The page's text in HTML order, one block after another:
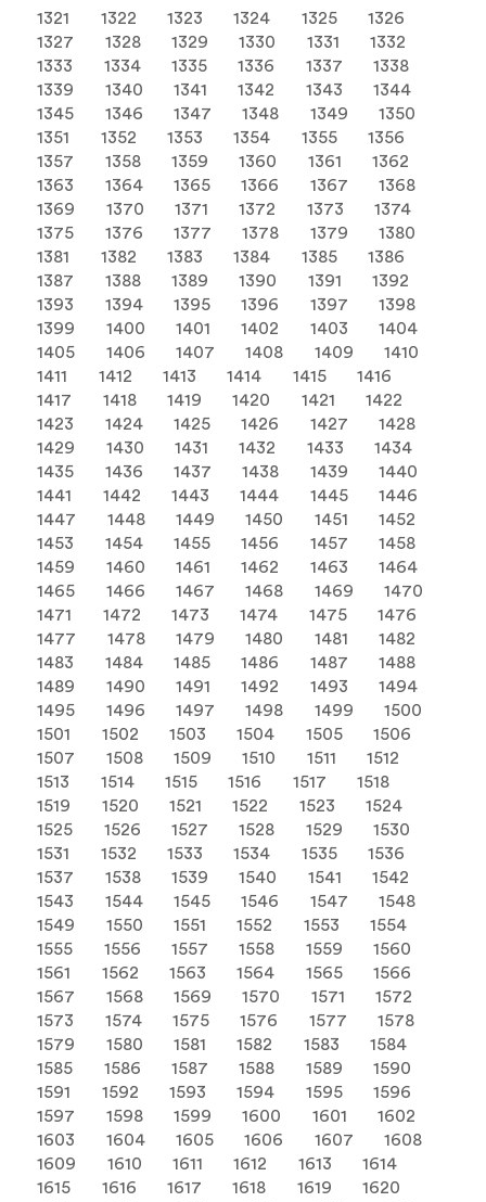
1321
1322 1323 1324 1325
1326
1327
1328 1329 1330 1331
1332
1333
1334 1335 1336 1337
1338
1339
1340 1341 1342 1343
1344
1345
1346 1347 1348 1349
1350
1351
1352 1353 1354 1355
1356
1357
1358 1359 1360 1361
1362
1363
1364 1365 1366 1367
1368
1369
1370 1371 1372 1373
1374
1375
1376 1377 1378 1379
1380
1381
1382 1383 1384 1385
1386
1387
1388 1389 1390 1391
1392
1393
1394 1395 1396 1397
1398
1399
1400 1401 1402 1403
1404
1405
1406 1407 1408 1409
1410
1411
1412 1413 1414 1415
1416
1417
1418 1419 1420 1421
1422
1423
1424 1425 1426 1427
1428
1429
1430 1431 1432 1433
1434
1435
1436 1437 1438 1439
1440
1441
1442 1443 1444 1445
1446
1447
1448 1449 1450 1451
1452
1453
1454 1455 1456 1457
1458
1459
1460 1461 1462 1463
1464
1465
1466 1467 1468 1469
1470
1471
1472 1473 1474 1475
1476
1477
1478 1479 1480 1481
1482
1483
1484 1485 1486 1487
1488
1489
1490 1491 1492 1493
1494
1495
1496 1497 1498 1499
1500
1501
1502 1503 1504 1505
1506
1507
1508 1509 1510 1511
1512
1513
1514 1515 1516 1517
1518
1519
1520 1521 1522 1523
1524
1525
1526 1527 1528 1529
1530
1531
1532 1533 1534 1535
1536
1537
1538 1539 1540 1541
1542
1543
1544 1545 1546 1547
1548
1549
1550 1551 1552 1553
1554
1555
1556 1557 1558 1559
1560
1561
1562 1563 1564 1565
1566
1567
1568 1569 1570 1571
1572
1573
1574 1575 1576 1577
1578
1579
1580 1581 1582 1583
1584
1585
1586 1587 1588 1589
1590
1591
1592 1593 1594 1595
1596
1597
1598 1599 1600 1601
1602
1603
1604 1605 1606 1607
1608
1609
1610 1611 1612 1613
1614
1615
1616 1617 1618 1619
1620